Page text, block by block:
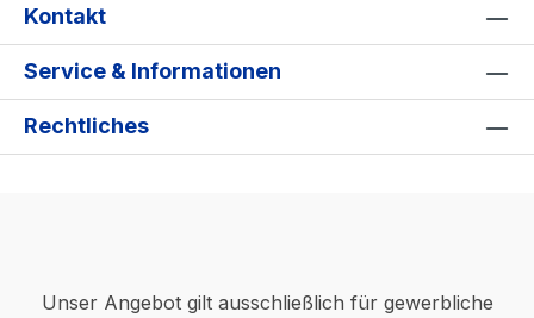
Kontakt
Service & Informationen
Rechtliches
Unser Angebot gilt ausschließlich für gewerbliche